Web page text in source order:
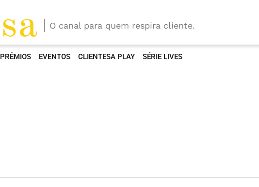
O canal para quem respira cliente.
PRÊMIOS EVENTOS CLIENTESA PLAY SÉRIE LIVES